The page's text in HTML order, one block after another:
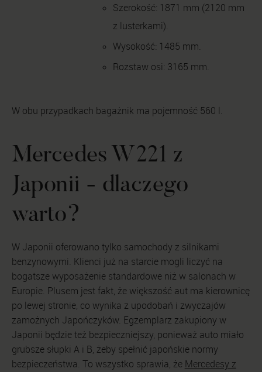
Szerokość: 1871 mm (2120 mm
z lusterkami).
Wysokość: 1485 mm.
Rozstaw osi: 3165 mm.
W obu przypadkach bagażnik ma pojemność 560 l.
Mercedes W221 z
Japonii - dlaczego
warto?
W Japonii oferowano tylko samochody z silnikami
benzynowymi. Klienci już na starcie mogli liczyć na
bogatsze wyposażenie standardowe niż w salonach w
Europie. Plusem jest fakt, że większość aut ma kierownicę
po lewej stronie, co wynika z upodobań i zwyczajów
zamożnych Japończyków. Egzemplarz zakupiony w
Japonii będzie też bezpieczniejszy, ponieważ auto miało
grubsze słupki A i B, żeby spełnić japońskie normy
bezpieczeństwa. To wszystko sprawia, że Mercedesy z